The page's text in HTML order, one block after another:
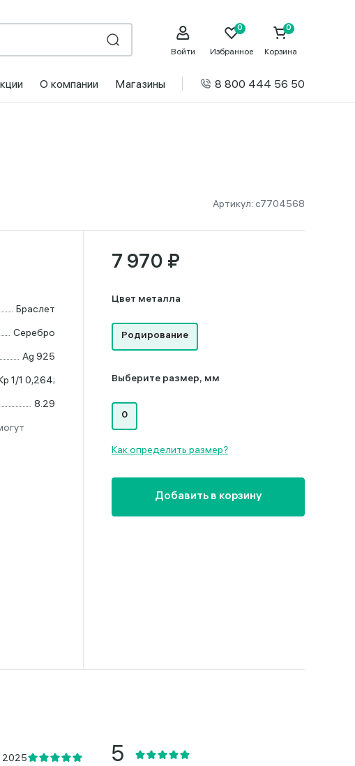
Войти Избранное Корзина
О компании Магазины 8 800 444 56 50
Артикул: с7704568
Браслет
Серебро
Ag 925
1/1 0,264;
8.29
7 970 ₽
Цвет металла
Родирование
Выберите размер, мм
0
Как определить размер?
Добавить в корзину
2025